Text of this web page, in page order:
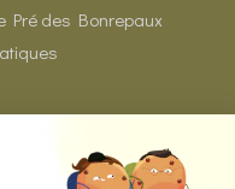
Pré des Bonrepaux
710 route de